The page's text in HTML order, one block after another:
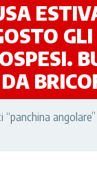
angolare”